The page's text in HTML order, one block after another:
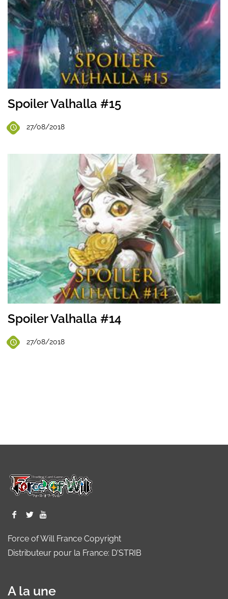
Spoiler Valhalla #15
27/08/2018
Spoiler Valhalla #14
27/08/2018
Force of Will France Copyright
Distributeur pour la France: D'STRIB
A la une